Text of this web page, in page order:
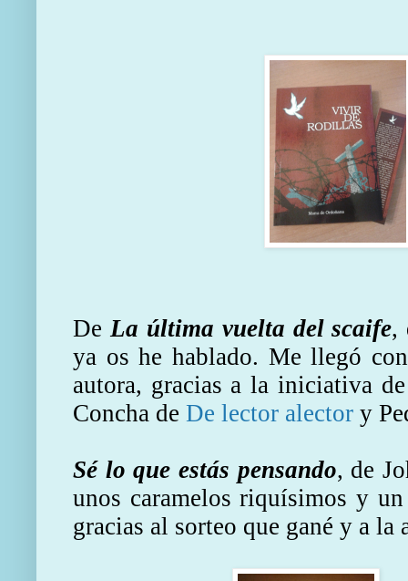
DeLa última vuelta del scaife,
ya os he hablado. Me llegó
autora, gracias a la iniciativa
Concha de De lector alector y
Sé lo que estás pensando, de
unos caramelos riquísimos y
gracias al sorteo que gané y a